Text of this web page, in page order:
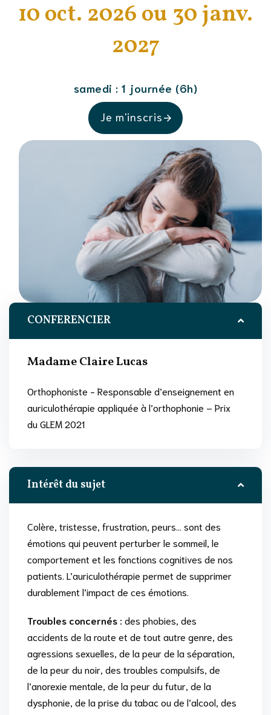
10 oct. 2026 ou 30 janv.
2027
samedi : 1 journée (6h)
Je m'inscris
CONFERENCIER
Madame Claire Lucas
Orthophoniste - Responsable d’enseignement en
auriculothérapie appliquée à l’orthophonie – Prix
du GLEM 2021
Intérêt du sujet
Colère, tristesse, frustration, peurs… sont des
émotions qui peuvent perturber le sommeil, le
comportement et les fonctions cognitives de nos
patients. L’auriculothérapie permet de supprimer
durablement l’impact de ces émotions.
Troubles concernés : des phobies, des
accidents de la route et de tout autre genre, des
agressions sexuelles, de la peur de la séparation,
de la peur du noir, des troubles compulsifs, de
l’anorexie mentale, de la peur du futur, de la
dysphonie, de la prise du tabac ou de l’alcool, des